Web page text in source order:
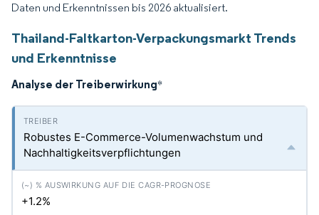
Daten und Erkenntnissen bis 2026 aktualisiert.
Thailand-Faltkarton-Verpackungsmarkt Trends
und Erkenntnisse
Analyse der Treiberwirkung*
Robustes E-Commerce-Volumenwachstum und
Nachhaltigkeitsverpflichtungen
+1.2%